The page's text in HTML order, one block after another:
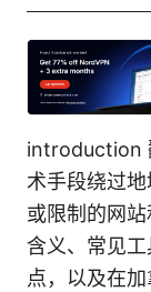
introduction
术手段绕过
或限制的网
含义、常见
点，以及在